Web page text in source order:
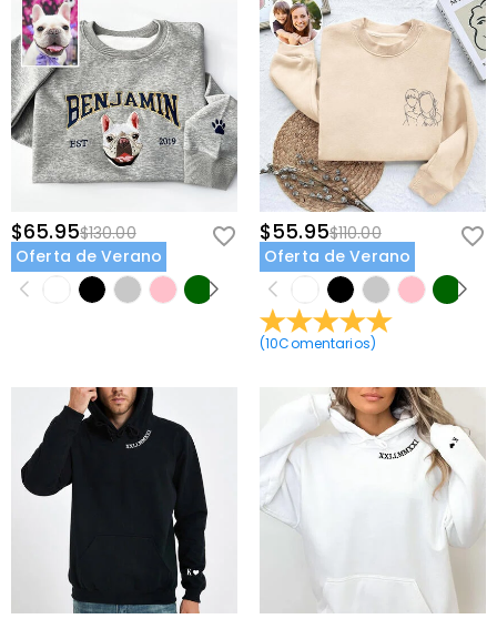
$65.95$130.00
Oferta de Verano
$55.95$110.00
Oferta de Verano
(10Comentarios)